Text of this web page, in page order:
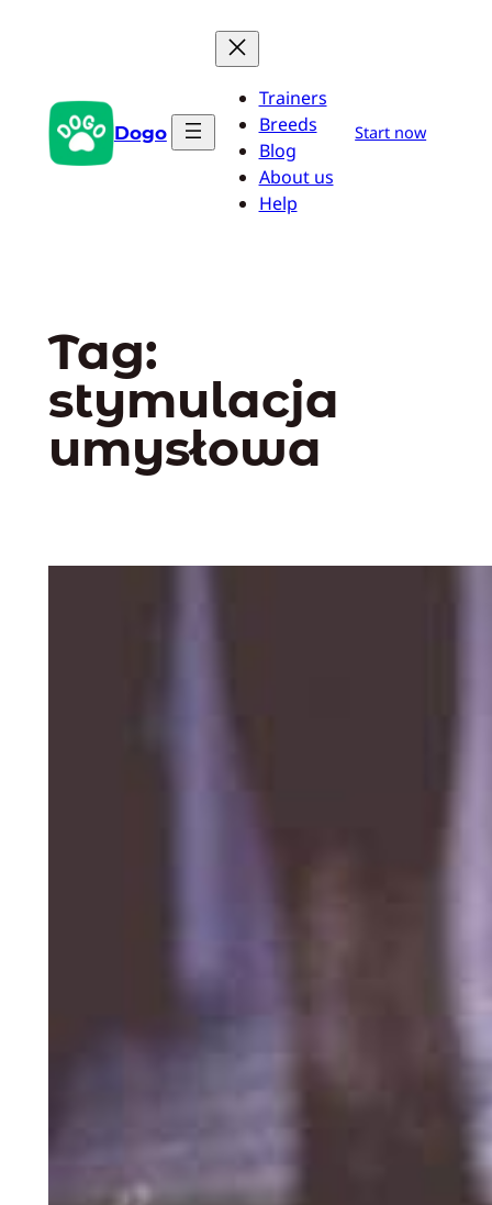
Dogo
Trainers
Breeds
Blog
About us
Help
Start now
Tag:
stymulacja
umysłowa